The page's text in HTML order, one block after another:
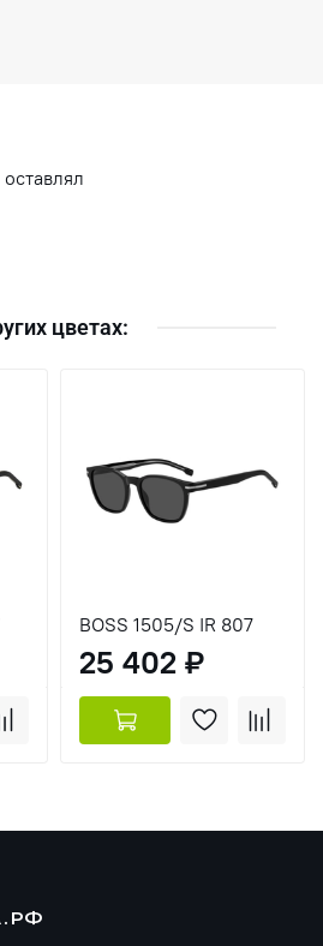
цветах:
BOSS 1505/S IR 807
25 402 ₽